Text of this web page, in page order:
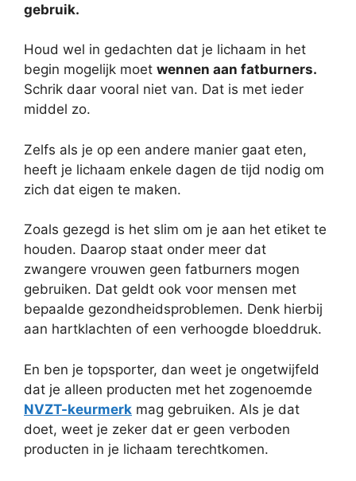
gebruik.
Houd wel in gedachten dat je lichaam in het
begin mogelijk moet wennen aan fatburners.
Schrik daar vooral niet van. Dat is met ieder
middel zo.
Zelfs als je op een andere manier gaat eten,
heeft je lichaam enkele dagen de tijd nodig om
zich dat eigen te maken.
Zoals gezegd is het slim om je aan het etiket te
houden. Daarop staat onder meer dat
zwangere vrouwen geen fatburners mogen
gebruiken. Dat geldt ook voor mensen met
bepaalde gezondheidsproblemen. Denk hierbij
aan hartklachten of een verhoogde bloeddruk.
En ben je topsporter, dan weet je ongetwijfeld
dat je alleen producten met het zogenoemde
NVZT-keurmerk mag gebruiken. Als je dat
doet, weet je zeker dat er geen verboden
producten in je lichaam terechtkomen.